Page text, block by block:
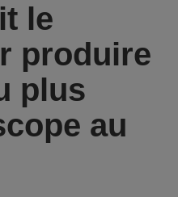
le
produire
plus
au